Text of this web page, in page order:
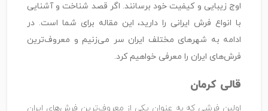
اوج زیبایی و کیفیت خود برسانند. اگر قصد شناخت و آشنایی
با انواع فرش ایرانی را دارید، این مقاله برای شما است. در
ادامه به شهرهای مختلف ایران سر می‌زنیم و معروف‌ترین
فرش‌های ایران را معرفی خواهیم کرد.
قالی کرمان
اولین فرشی که به عنوان یکی از معروف‌ترین فرش‌های ایران